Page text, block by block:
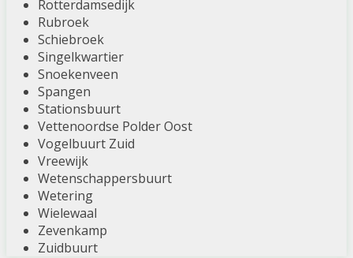
Rotterdamsedijk
Rubroek
Schiebroek
Singelkwartier
Snoekenveen
Spangen
Stationsbuurt
Vettenoordse Polder Oost
Vogelbuurt Zuid
Vreewijk
Wetenschappersbuurt
Wetering
Wielewaal
Zevenkamp
Zuidbuurt